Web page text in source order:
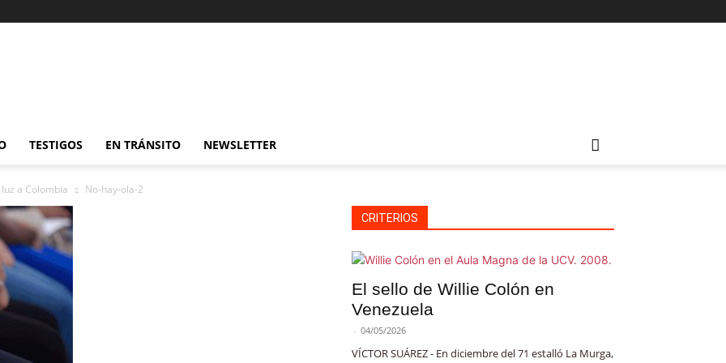
TESTIGOS EN TRÁNSITO NEWSLETTER
a Colombia No-hay-ola-2
CRITERIOS
El sello de Willie Colón en
Venezuela
- 04/05/2026
VÍCTOR SUÁREZ - En diciembre del 71 estalló La Murga,